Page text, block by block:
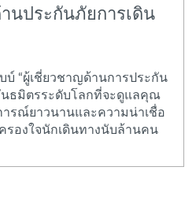
นประกันภัยการเดิน
บ์ “ผู้เชี่ยวชาญด้านการประกัน
นธมิตรระดับโลกที่จะดูแลคุณ
รณ์ยาวนานและความน่าเชื่อ
องใจนักเดินทางนับล้านคน